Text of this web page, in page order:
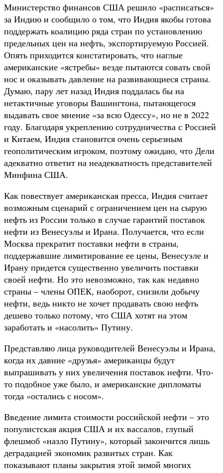
Министерство финансов США решило «расписаться»
за Индию и сообщило о том, что Индия якобы готова
поддержать коалицию ряда стран по установлению
предельных цен на нефть, экспортируемую Россией.
Опять приходится констатировать, что наглые
американские «ястребы» везде пытаются совать свой
нос и оказывать давление на развивающиеся страны.
Думаю, пару лет назад Индия поддалась бы на
нетактичные уговоры Вашингтона, пытающегося
выдавать свое мнение «за всю Одессу», но не в 2022
году. Благодаря укреплению сотрудничества с Россией
и Китаем, Индия становится очень серьезным
геополитическим игроком, поэтому ожидаю, что Дели
адекватно ответит на неадекватность представителей
Минфина США.
Как повествует американская пресса, Индия считает
возможным сценарий с ограничением цен на сырую
нефть из России только в случае гарантий поставок
нефти из Венесуэлы и Ирана. Получается, что если
Москва прекратит поставки нефти в страны,
поддержавшие лимитирование ее цены, Венесуэле и
Ирану придется существенно увеличить поставки
своей нефти. Но это невозможно, так как недавно
страны – члены ОПЕК, наоборот, снизили добычу
нефти, ведь никто не хочет продавать свою нефть
дешево только потому, что США хотят на этом
заработать и «насолить» Путину.
Представляю лица руководителей Венесуэлы и Ирана,
когда их давние «друзья» американцы будут
выпрашивать у них увеличения поставок нефти. Что-
то подобное уже было, и американские дипломаты
тогда «остались с носом».
Введение лимита стоимости российской нефти – это
популистская акция США и их вассалов, глупый
флешмоб «назло Путину», который закончится лишь
деградацией экономик развитых стран. Как
показывают планы закрытия этой зимой многих